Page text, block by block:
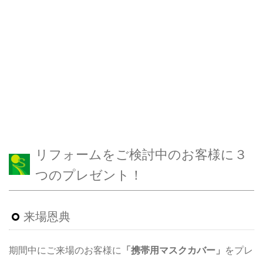
リフォームをご検討中のお客様に３
つのプレゼント！
来場恩典
期間中にご来場のお客様に 「携帯用マスクカバー」 をプレ